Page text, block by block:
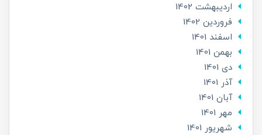
ارديبهشت 1402
فروردین 1402
اسفند 1401
بهمن 1401
دی 1401
آذر 1401
آبان 1401
مهر 1401
شهریور 1401